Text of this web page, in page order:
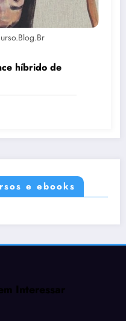
híbrido de
e ebooks
Interessar